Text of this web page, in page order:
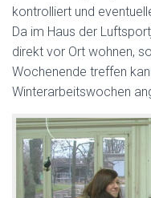
kontrolliert und
Da im Haus der
direkt vor Ort wohnen,
Wochenende treffen
Winterarbeitswochen